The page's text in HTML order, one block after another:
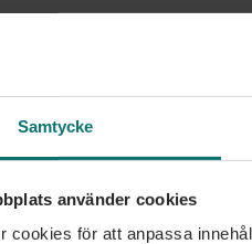
Samtycke
använder cookies
cookies för att anpassa